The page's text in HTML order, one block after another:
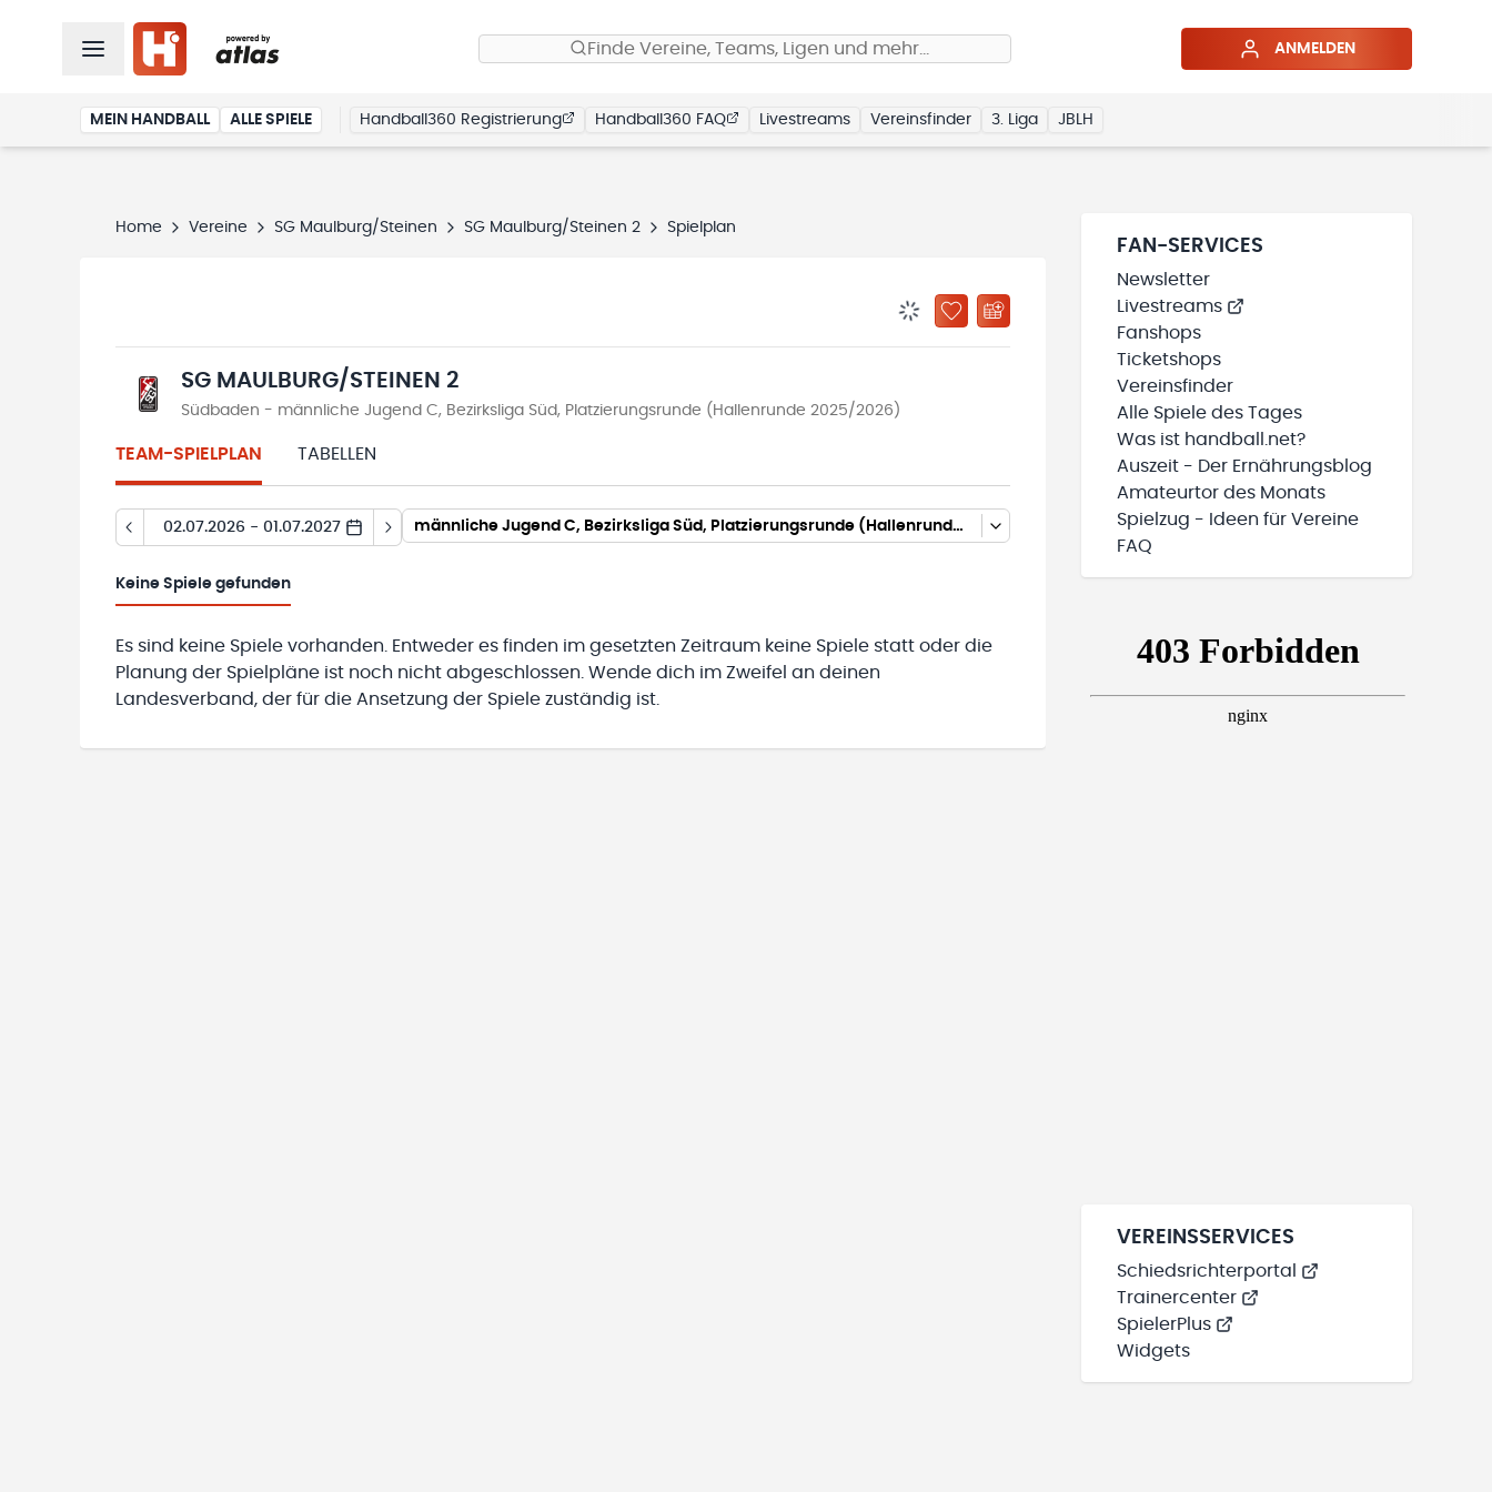
Finde Vereine, Teams, Ligen und mehr… ANMELDEN
MEIN HANDBALL ALLE SPIELE Handball360 Registrierung Handball360 FAQ Livestreams Vereinsfinder 3. Liga JBLH
Home Vereine SG Maulburg/Steinen SG Maulburg/Steinen 2 Spielplan
BENACHRICHTIGUNGSSTATUS WIRD GELADEN
ZU „MEINE TEAMS“ HINZUFÜGEN
SG MAULBURG/STEINEN 2
Südbaden - männliche Jugend C, Bezirksliga Süd, Platzierungsrunde (Hallenrunde 2025/2026)
TEAM-SPIELPLAN TABELLEN
02.07.2026 - 01.07.2027 männliche Jugend C, Bezirksliga Süd, Platzierungsrunde (Hallenrunde 2025/2026)
Keine Spiele gefunden
Es sind keine Spiele vorhanden. Entweder es finden im gesetzten Zeitraum keine Spiele statt oder die
Planung der Spielpläne ist noch nicht abgeschlossen. Wende dich im Zweifel an deinen
Landesverband, der für die Ansetzung der Spiele zuständig ist.
FAN-SERVICES
Newsletter
Livestreams
Fanshops
Ticketshops
Vereinsfinder
Alle Spiele des Tages
Was ist handball.net?
Auszeit - Der Ernährungsblog
Amateurtor des Monats
Spielzug - Ideen für Vereine
FAQ
VEREINSSERVICES
Schiedsrichterportal
Trainercenter
SpielerPlus
Widgets